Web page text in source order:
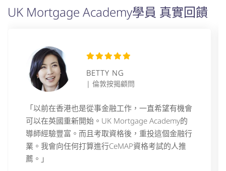
UK Mortgage Academy學員 真實回饋
BETTY NG
| 倫敦按揭顧問
「以前在香港也是從事金融工作，一直希望有機會
可以在英國重新開始。UK Mortgage Academy的
導師經驗豐富。而且考取資格後，重投這個金融行
業。我會向任何打算進行CeMAP資格考試的人推
薦。」